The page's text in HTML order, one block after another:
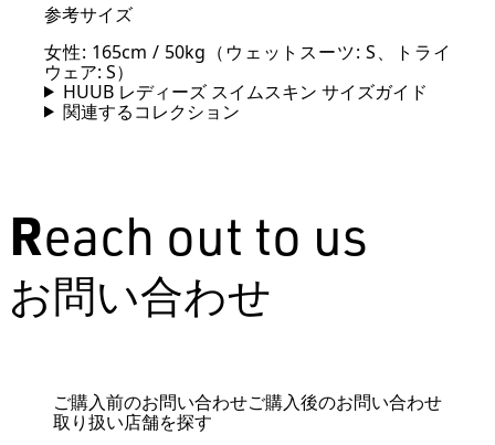
参考サイズ
女性: 165cm / 50kg（ウェットスーツ: S、トライ
ウェア: S）
HUUB レディーズ スイムスキン サイズガイド
関連するコレクション
Reach out to us
お問い合わせ
ご購入前のお問い合わせご購入後のお問い合わせ
取り扱い店舗を探す